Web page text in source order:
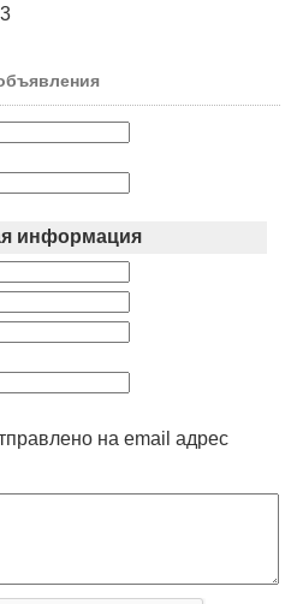
информация
на email адрес